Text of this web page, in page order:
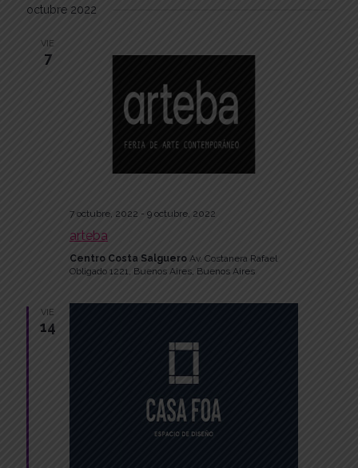
octubre 2022
VIE
7
7 octubre, 2022 - 9 octubre, 2022
arteba
Centro Costa Salguero Av. Costanera Rafael
Obligado 1221, Buenos Aires, Buenos Aires
VIE
14